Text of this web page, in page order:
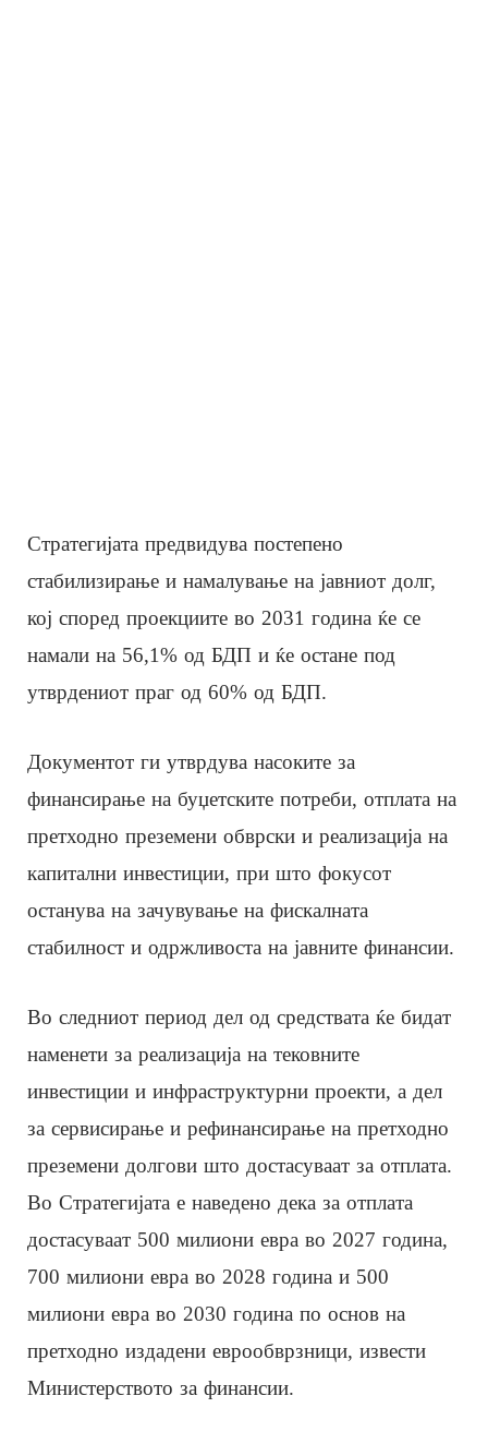
Стратегијата предвидува постепено
стабилизирање и намалување на јавниот долг,
кој според проекциите во 2031 година ќе се
намали на 56,1% од БДП и ќе остане под
утврдениот праг од 60% од БДП.
Документот ги утврдува насоките за
финансирање на буџетските потреби, отплата на
претходно преземени обврски и реализација на
капитални инвестиции, при што фокусот
останува на зачувување на фискалната
стабилност и одржливоста на јавните финансии.
Во следниот период дел од средствата ќе бидат
наменети за реализација на тековните
инвестиции и инфраструктурни проекти, а дел
за сервисирање и рефинансирање на претходно
преземени долгови што достасуваат за отплата.
Во Стратегијата е наведено дека за отплата
достасуваат 500 милиони евра во 2027 година,
700 милиони евра во 2028 година и 500
милиони евра во 2030 година по основ на
претходно издадени еврообврзници, извести
Министерството за финансии.